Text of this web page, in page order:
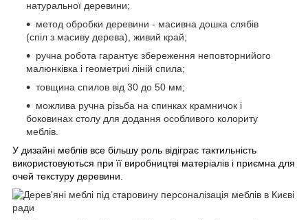
натуральної деревини;
метод обробки деревини - масивна дошка слябів
(спіл з масиву дерева), живий край;
ручна робота гарантує збереження неповторнийого
малюнківка і геометриі ліній спила;
товщина спилов від 30 до 50 мм;
можлива ручна різьба на спинках крамничок і
боковинах столу для додання особливого колориту
меблів.
У дизайні меблів все більшу роль відіграє тактильність
використовуються при її виробництві матеріалів і приємна для
очей текстуру деревини.